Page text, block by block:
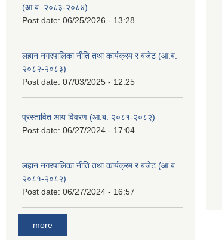
(आ.ब. २०८३-२०८४)
Post date: 06/25/2026 - 13:28
लहान नगरपालिका नीति तथा कार्यक्रम र बजेट (आ.ब.
२०८२-२०८३)
Post date: 07/03/2025 - 12:25
प्रस्तावित आय विवरण (आ.ब. २०८१-२०८२)
Post date: 06/27/2024 - 17:04
लहान नगरपालिका नीति तथा कार्यक्रम र बजेट (आ.ब.
२०८१-२०८२)
Post date: 06/27/2024 - 16:57
more